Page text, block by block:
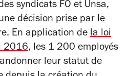
syndicats FO et Unsa,
décision prise par le
En application de la loi
2016, les 1 200 employés
leur statut de